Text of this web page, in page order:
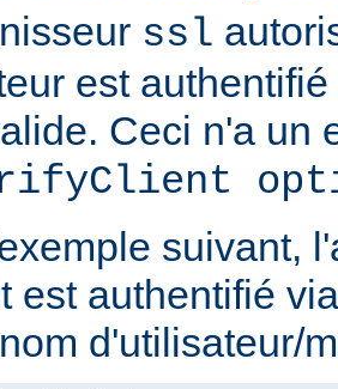
ssl
est
Ceci n'a un
suivant,
est authentifié
d'utilisateur/